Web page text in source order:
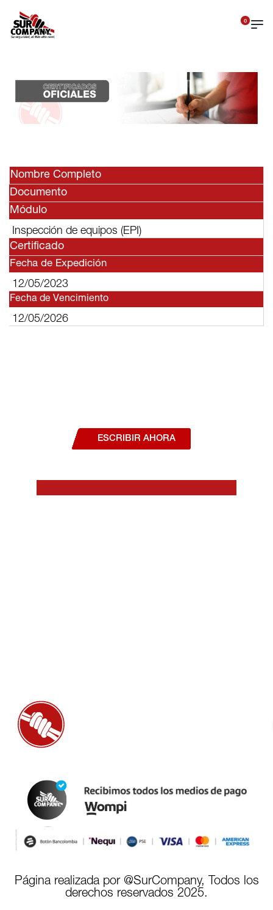
0
Nombre Completo
Documento
Módulo
Inspección de equipos (EPI)
Certificado
Fecha de Expedición
12/05/2023
Fecha de Vencimiento
12/05/2026
ESCRIBIR AHORA
Página realizada por @SurCompany, Todos los
derechos reservados 2025.